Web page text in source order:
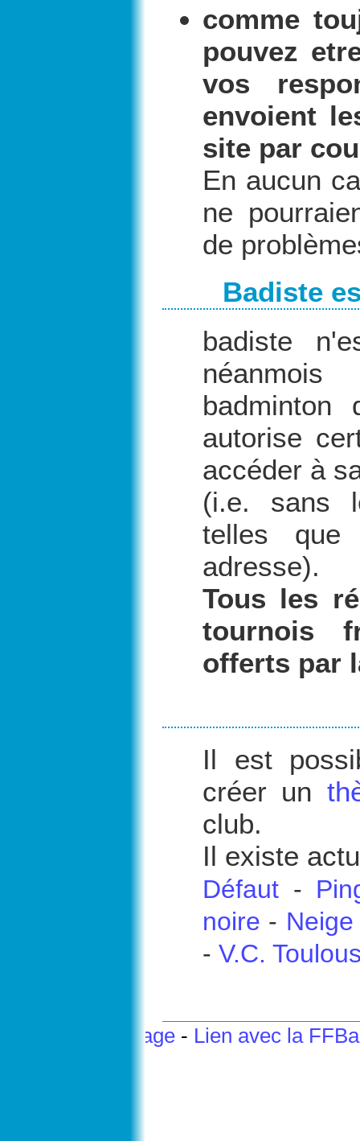
comme
pouvez
vos
envoient
site par
En aucun
ne
de
Badiste
badiste
badminton
autorise
accéder à
(i.e. sans
telles que
adresse).
Tous les
tournois
offerts par
Il est
créer un
club.
Il existe
Défaut-
noire - Neige
- V.C.
Haut de page - Lien avec la